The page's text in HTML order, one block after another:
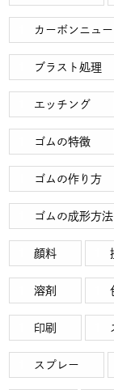
カーボンニュ
ブラスト処理
エッチング
ゴムの特徴
ゴムの作り方
ゴムの成形方法
顔料
溶剤
印刷
スプレー